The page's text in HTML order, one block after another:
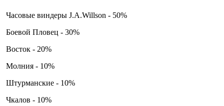
Часовые виндеры J.A.Willson - 50%
Боевой Пловец - 30%
Восток - 20%
Молния - 10%
Штурманские - 10%
Чкалов - 10%